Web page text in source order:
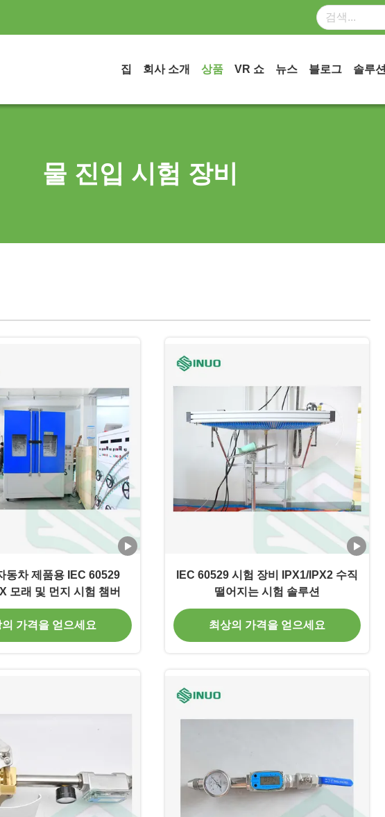
집 회사 소개 상품 VR 쇼 뉴스 블로그 솔루션
물 진입 시험 장비
동차 제품용 IEC 60529
모래 및 먼지 시험 챔버
의 가격을 얻으세요
IEC 60529 시험 장비 IPX1/IPX2 수직
떨어지는 시험 솔루션
최상의 가격을 얻으세요